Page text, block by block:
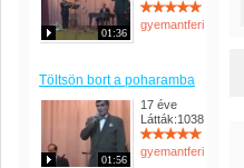
01:36
gyemantferi
Töltsön bort a poharamba
01:56
17 éve
Látták:1038
gyemantferi